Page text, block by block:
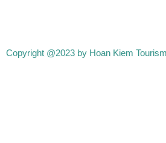
Copyright @2023 by Hoan Kiem